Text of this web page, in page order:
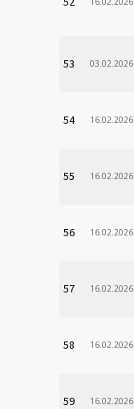
53 03.02.2026
54 16.02.2026
55 16.02.2026
56 16.02.2026
57 16.02.2026
58 16.02.2026
59 16.02.2026